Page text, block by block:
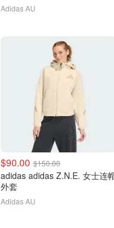
Adidas AU
$90.00 $150.00
adidas adidas Z.N.E. 女士连
外套
Adidas AU